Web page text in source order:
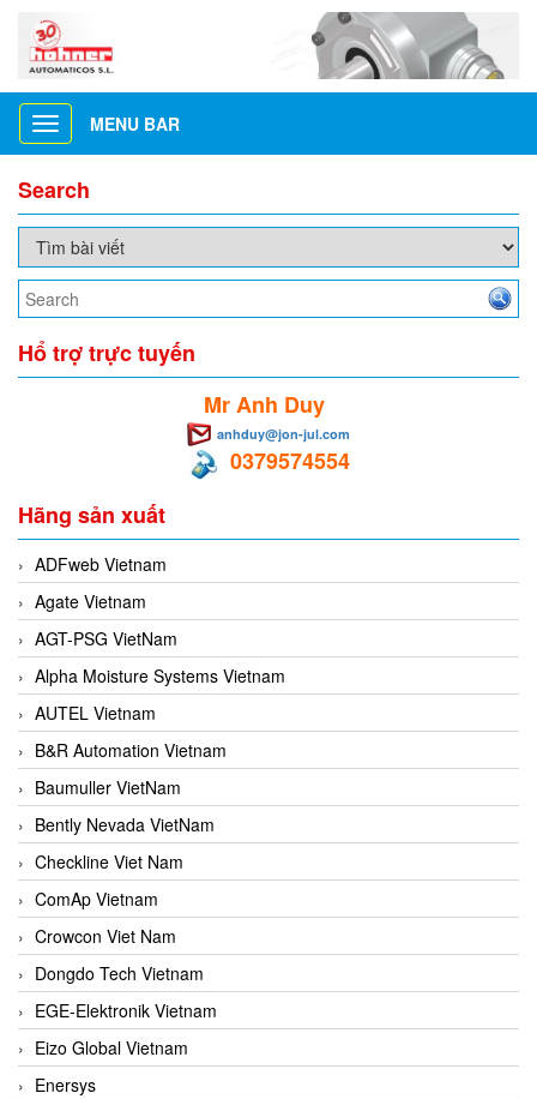
Toggle
navigation
MENU BAR
Search
Hổ trợ trực tuyến
Mr Anh Duy
anhduy@jon-jul.com
0379574554
Hãng sản xuất
ADFweb Vietnam
Agate Vietnam
AGT-PSG VietNam
Alpha Moisture Systems Vietnam
AUTEL Vietnam
B&R Automation Vietnam
Baumuller VietNam
Bently Nevada VietNam
Checkline Viet Nam
ComAp Vietnam
Crowcon Viet Nam
Dongdo Tech Vietnam
EGE-Elektronik Vietnam
Eizo Global Vietnam
Enersys